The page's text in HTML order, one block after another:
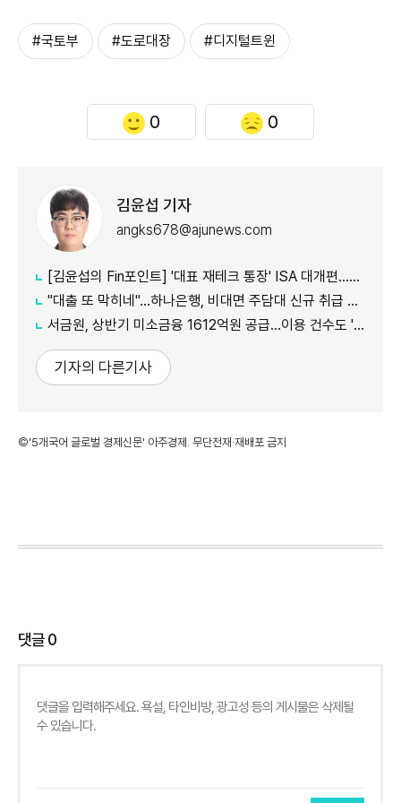
#국토부 #도로대장 #디지털트윈
0 0
김윤섭 기자
angks678@ajunews.com
[김윤섭의 Fin포인트] '대표 재테크 통장' ISA 대개편…나에게 맞는 전략은?
"대출 또 막히네"…하나은행, 비대면 주담대 신규 취급 중단
서금원, 상반기 미소금융 1612억원 공급…이용 건수도 '역대 최대'
기자의 다른기사
©'5개국어 글로벌 경제신문' 아주경제. 무단전재·재배포 금지
댓글0